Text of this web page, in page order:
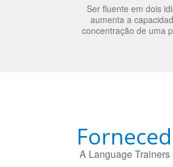
Ser fluente em dois
aumenta a
concentração de uma
A Language